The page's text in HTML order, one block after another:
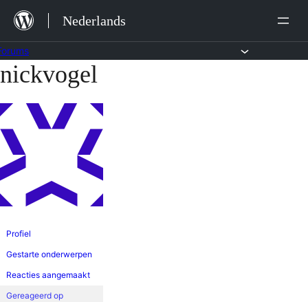
naar
de
inhoud
Nederlands
Ga
de
inhoud
nickvogel
Profiel
Gestarte onderwerpen
Reacties aangemaakt
Gereageerd op